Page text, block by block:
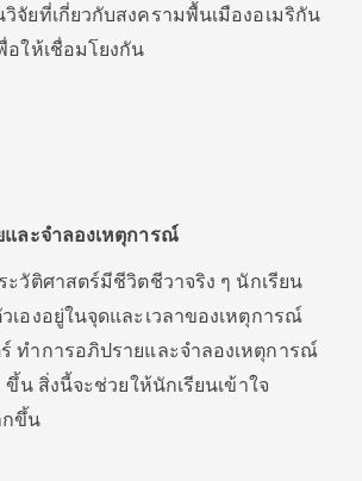
จัยที่เกี่ยวกับสงครามพื้นเมืองอเมริกัน
อให้เชื่อมโยงกัน
และจำลองเหตุการณ์
ะวัติศาสตร์มีชีวิตชีวาจริง ๆ นักเรียน
เองอยู่ในจุดและเวลาของเหตุการณ์
ทำการอภิปรายและจำลองเหตุการณ์
ขึ้น สิ่งนี้จะช่วยให้นักเรียนเข้าใจ
กขึ้น